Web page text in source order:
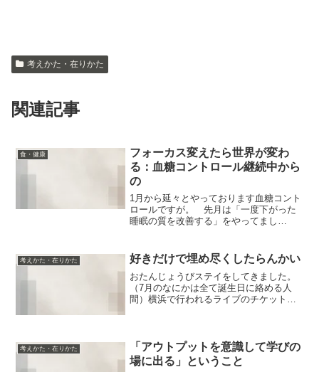
考えかた・在りかた
関連記事
食・健康
フォーカス変えたら世界が変わ
る：血糖コントロール継続中から
の
1月から延々とやっております血糖コント
ロールですが。 先月は「一度下がった
睡眠の質を改善する」をやってまし
た。本当に食事で睡眠が変わるからオド
ロキ…そして今、検証してい...
考えかた・在りかた 好きだけで埋め尽くしたらんかい
おたんじょうびステイをしてきました。
（7月のなにかは全て誕生日に絡める人
間）横浜で行われるライブのチケットが
こと、てんこ盛りやーーー...
考えかた・在りかた
「アウトプットを意識して学びの
場に出る」ということ